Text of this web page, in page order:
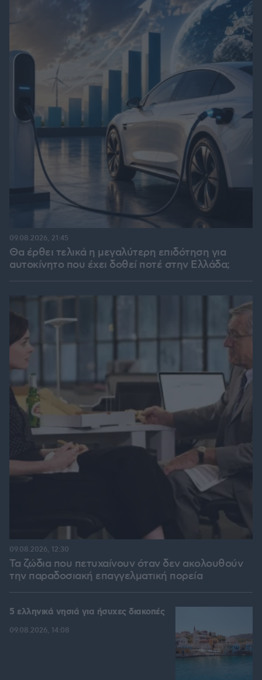
Θα έρθει τελικά η μεγαλύτερη επιδότηση για
αυτοκίνητο που έχει δοθεί ποτέ στην Ελλάδα;
09.08.2026, 21:45
Τα ζώδια που πετυχαίνουν όταν δεν ακολουθούν
την παραδοσιακή επαγγελματική πορεία
09.08.2026, 12:30
5 ελληνικά νησιά για ήσυχες διακοπές
09.08.2026, 14:08